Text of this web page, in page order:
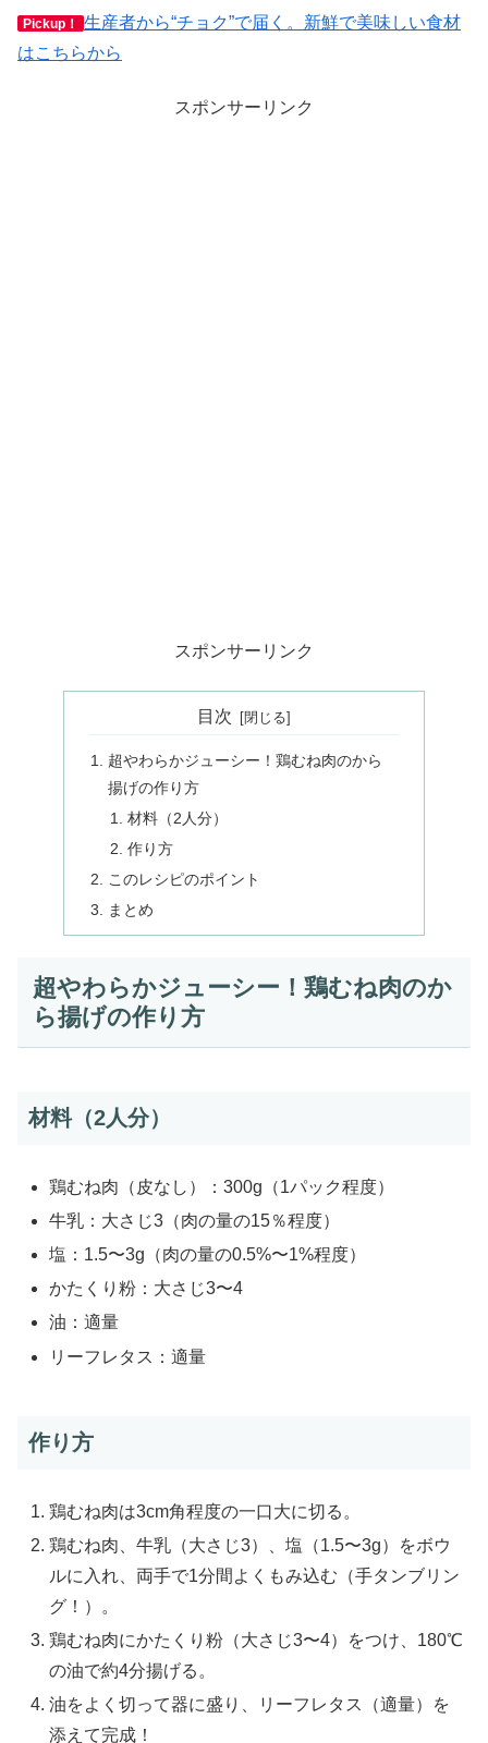
Pickup！
生産者から“チョク”で届く。新鮮で美味しい食材
はこちらから
スポンサーリンク
スポンサーリンク
目次
超やわらかジューシー！鶏むね肉のから
揚げの作り方
材料（2人分）
作り方
このレシピのポイント
まとめ
超やわらかジューシー！鶏むね肉のか
ら揚げの作り方
材料（2人分）
鶏むね肉（皮なし）：300g（1パック程度）
牛乳：大さじ3（肉の量の15％程度）
塩：1.5〜3g（肉の量の0.5%〜1%程度）
かたくり粉：大さじ3〜4
油：適量
リーフレタス：適量
作り方
鶏むね肉は3cm角程度の一口大に切る。
鶏むね肉、牛乳（大さじ3）、塩（1.5〜3g）をボウ
ルに入れ、両手で1分間よくもみ込む（手タンブリン
グ！）。
鶏むね肉にかたくり粉（大さじ3〜4）をつけ、180℃
の油で約4分揚げる。
油をよく切って器に盛り、リーフレタス（適量）を
添えて完成！